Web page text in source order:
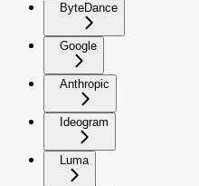
ByteDance
Google
Anthropic
Ideogram
Luma